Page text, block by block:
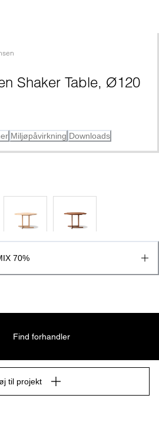
Shaker Table, Ø120
Miljøpåvirkning Downloads
70%
Find forhandler
til projekt